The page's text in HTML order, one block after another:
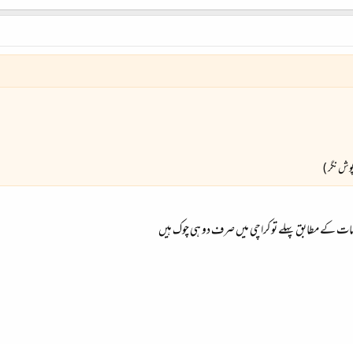
نگر )
کے مطابق پہلے تو کراچی میں صرف دو ہی چوک ہیں